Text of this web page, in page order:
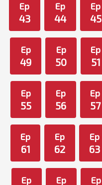
Ep
43
Ep
44
Ep
45
Ep
49
Ep
50
Ep
51
Ep
55
Ep
56
Ep
57
Ep
61
Ep
62
Ep
63
Ep Ep Ep